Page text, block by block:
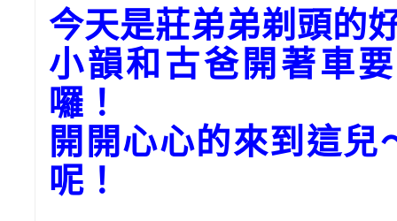
今天是莊弟弟剃頭的
小韻和古爸開著車
囉！
開開心心的來到這
呢！